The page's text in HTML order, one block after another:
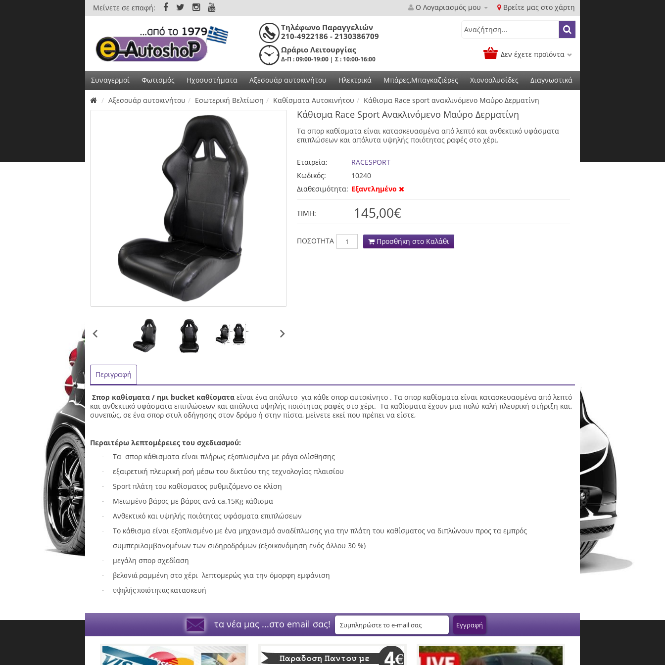
Μείνετε σε επαφή: Ο Λογαριασμός μου Βρείτε μας στο χάρτη
Τηλέφωνο Παραγγελιών
210-4922186 - 2130386709
Ωράριο Λειτουργίας
Δ-Π : 09:00-19:00 | Σ : 10:00-16:00
Δεν έχετε προϊόντα
Συναγερμοί Φωτισμός Ηχοσυστήματα Αξεσουάρ αυτοκινήτου Ηλεκτρικά Μπάρες,Μπαγκαζιέρες Χιονοαλυσίδες Διαγνωστικά
Αξεσουάρ αυτοκινήτου Εσωτερική Βελτίωση Καθίσματα Αυτοκινήτου Κάθισμα Race sport ανακλινόμενο Μαύρο Δερματίνη
Κάθισμα Race Sport Ανακλινόμενο Μαύρο Δερματίνη
Τα σπορ καθίσματα είναι κατασκευασμένα από λεπτό και ανθεκτικό υφάσματα
επιπλώσεων και απόλυτα υψηλής ποιότητας ραφές στο χέρι.
Εταιρεία:
RACESPORT
Κωδικός:
10240
Διαθεσιμότητα: Εξαντλημένο
TIMH: 145,00€
ΠΟΣΟΤΗΤΑ Προσθήκη στο Καλάθι
Περιγραφή
Σπορ καθίσματα / ημι bucket καθίσματα είναι ένα απόλυτο για κάθε σπορ αυτοκίνητο . Τα σπορ καθίσματα είναι κατασκευασμένα από λεπτό
και ανθεκτικό υφάσματα επιπλώσεων και απόλυτα υψηλής ποιότητας ραφές στο χέρι. Τα καθίσματα έχουν μια πολύ καλή πλευρική στήριξη και,
συνεπώς, σε ένα σπορ στυλ οδήγησης στον δρόμο ή στην πίστα, μείνετε εκεί που πρέπει να είστε,
Περαιτέρω λεπτομέρειες του σχεδιασμού:
· Τα σπορ κάθισματα είναι πλήρως εξοπλισμένα με ράγα ολίσθησης
· εξαιρετική πλευρική ροή μέσω του δικτύου της τεχνολογίας πλαισίου
· Sport πλάτη του καθίσματος ρυθμιζόμενο σε κλίση
· Μειωμένο βάρος με βάρος ανά ca.15Kg κάθισμα
· Ανθεκτικό και υψηλής ποιότητας υφάσματα επιπλώσεων
· Το κάθισμα είναι εξοπλισμένο με ένα μηχανισμό αναδίπλωσης για την πλάτη του καθίσματος να διπλώνουν προς τα εμπρός
· συμπεριλαμβανομένων των σιδηροδρόμων (εξοικονόμηση ενός άλλου 30 %)
· μεγάλη σπορ σχεδίαση
· βελονιά ραμμένη στο χέρι λεπτομερώς για την όμορφη εμφάνιση
· υψηλής ποιότητας κατασκευή
τα νέα μας ...στο email σας!